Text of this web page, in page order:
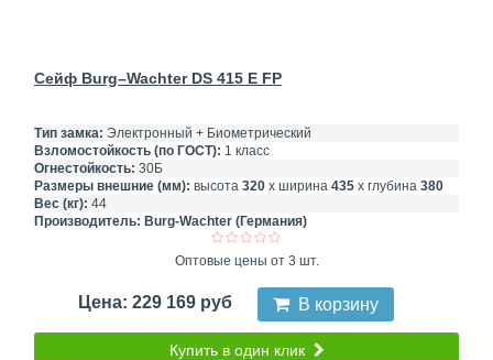
Сейф Burg–Wachter DS 415 E FP
Тип замка: Электронный + Биометрический
Взломостойкость (по ГОСТ): 1 класс
Огнестойкость: 30Б
Размеры внешние (мм): высота 320 х ширина 435 х глубина 380
Вес (кг): 44
Производитель: Burg-Wachter (Германия)
Оптовые цены от 3 шт.
Цена: 229 169 руб В корзину
Купить в один клик